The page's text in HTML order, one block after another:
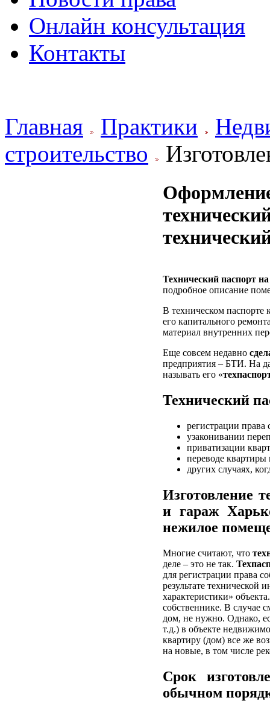
Онлайн консультация
Контакты
Главная
Практики
строительство
Технический паспорт
подробное описание
В техническом паспорте
его капитального
материал внутренних
Еще совсем недавно
предприятия – БТИ. На
называть его «
Технический
регистрации
узаконивании
приватизации
переводе
других случаях,
Изготовление
и гараж
нежилое
Многие считают, что
деле – это не так.
для регистрации права
результате
характеристики»
собственнике. В случае
дом, не нужно. Однако,
т.д.) в объекте
квартиру (дом) все же
на новые, в том числе
Срок
обычном